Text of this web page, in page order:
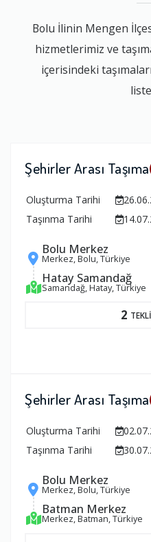
Bolu İlinin Mengen
hizmetlerimiz ve
içerisindeki
Şehirler Arası Taşıma
Oluşturma Tarihi
Taşınma Tarihi
Bolu Merkez
Merkez, Bolu, Türkiye
Hatay Samandağ
Samandağ, Hatay, Türkiye
2
Şehirler Arası Taşıma
Oluşturma Tarihi
Taşınma Tarihi
Bolu Merkez
Merkez, Bolu, Türkiye
Batman Merkez
Merkez, Batman, Türkiye